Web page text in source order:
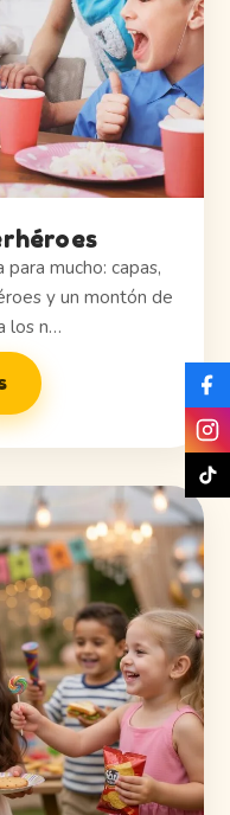
mucho: capas,
y un montón de
los n…